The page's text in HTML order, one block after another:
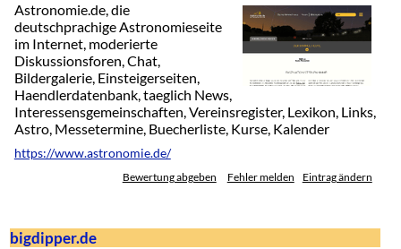
Astronomie.de, die
deutschprachige Astronomieseite
im Internet, moderierte
Diskussionsforen, Chat,
Bildergalerie, Einsteigerseiten,
Haendlerdatenbank, taeglich News,
Interessensgemeinschaften, Vereinsregister, Lexikon, Links,
Astro, Messetermine, Buecherliste, Kurse, Kalender
https://www.astronomie.de/
Bewertung abgeben Fehler melden Eintrag ändern
bigdipper.de